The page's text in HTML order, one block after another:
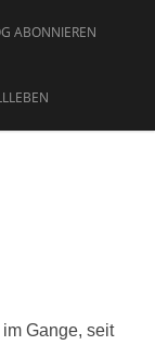
ABONNIEREN
Gange, seit